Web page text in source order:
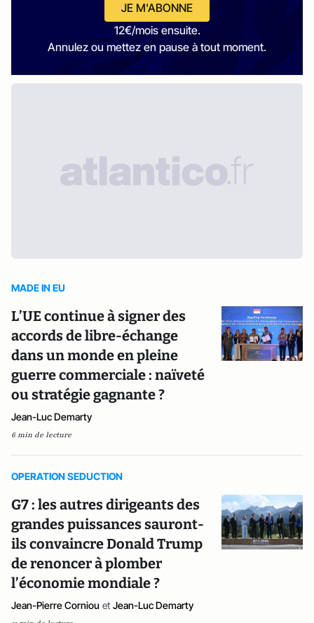
JE M'ABONNE
12€/mois ensuite.
Annulez ou mettez en pause à tout moment.
MADE IN EU
L’UE continue à signer des
accords de libre-échange
dans un monde en pleine
guerre commerciale : naïveté
ou stratégie gagnante ?
Jean-Luc Demarty
6 min de lecture
OPERATION SEDUCTION
G7 : les autres dirigeants des
grandes puissances sauront-
ils convaincre Donald Trump
de renoncer à plomber
l’économie mondiale ?
Jean-Pierre Corniou et Jean-Luc Demarty